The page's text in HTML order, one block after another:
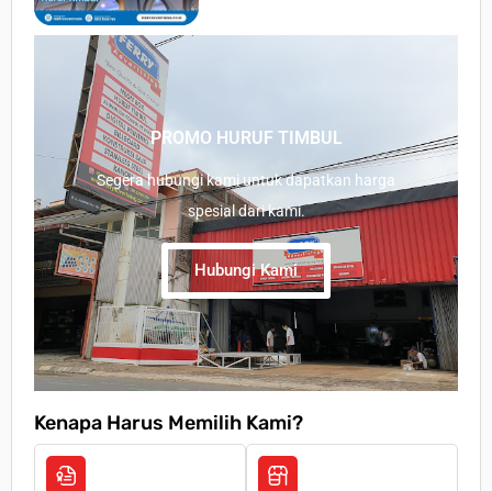
PROMO HURUF TIMBUL
Segera hubungi kami untuk dapatkan harga
spesial dari kami.
Hubungi Kami
Kenapa Harus Memilih Kami?